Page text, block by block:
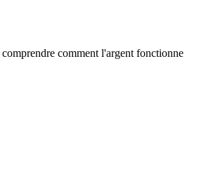
comment l'argent fonctionne